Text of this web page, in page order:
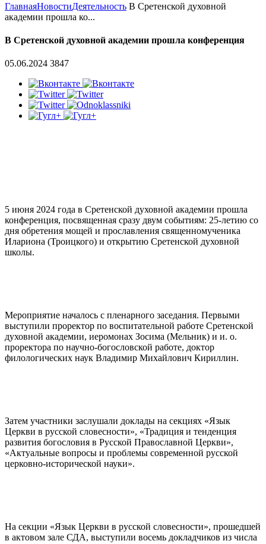
ГлавнаяНовостиДеятельность В Сретенской духовной
академии прошла ко...
В Сретенской духовной академии прошла конференция
05.06.2024 3847
5 июня 2024 года в Сретенской духовной академии прошла
конференция, посвященная сразу двум событиям: 25-летию со
дня обретения мощей и прославления священномученика
Илариона (Троицкого) и открытию Сретенской духовной
школы.
Мероприятие началось с пленарного заседания. Первыми
выступили проректор по воспитательной работе Сретенской
духовной академии, иеромонах Зосима (Мельник) и и. о.
проректора по научно-богословской работе, доктор
филологических наук Владимир Михайлович Кириллин.
Затем участники заслушали доклады на секциях «Язык
Церкви в русской словесности», «Традиция и тенденция
развития богословия в Русской Православной Церкви»,
«Актуальные вопросы и проблемы современной русской
церковно-исторической науки».
На секции «Язык Церкви в русской словесности», прошедшей
в актовом зале СДА, выступили восемь докладчиков из числа